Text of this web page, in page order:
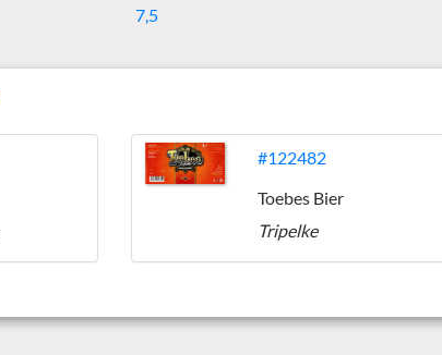
7,5
#122482
Toebes Bier
Tripelke